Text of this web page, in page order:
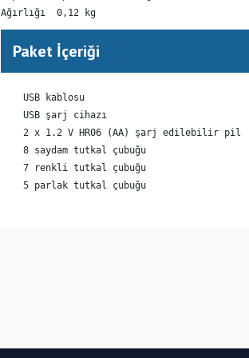
Ağırlığı  0,12 kg
Paket İçeriği
    USB kablosu
    USB şarj cihazı
    2 x 1.2 V HR06 (AA) şarj edilebilir pil
    8 saydam tutkal çubuğu
    7 renkli tutkal çubuğu